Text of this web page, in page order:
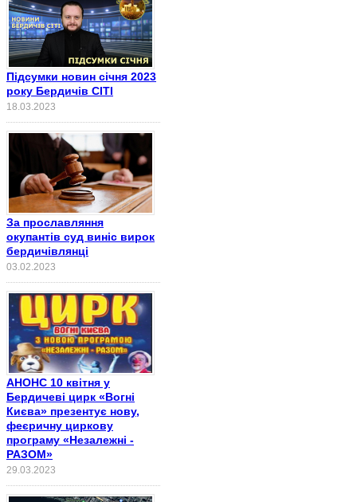
Підсумки новин січня 2023
року Бердичів СІТІ
18.03.2023
За прославляння
окупантів суд виніс вирок
бердичівлянці
03.02.2023
АНОНС 10 квітня у
Бердичеві цирк «Вогні
Києва» презентує нову,
феєричну циркову
програму «Незалежні -
РАЗОМ»
29.03.2023